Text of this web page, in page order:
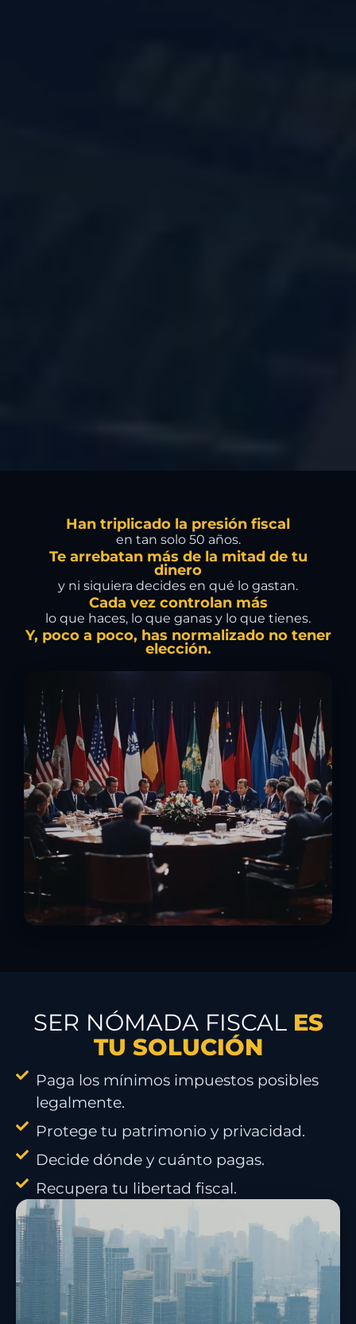
Han triplicado la presión fiscal
en tan solo 50 años.
Te arrebatan más de la mitad de tu
dinero
y ni siquiera decides en qué lo gastan.
Cada vez controlan más
lo que haces, lo que ganas y lo que tienes.
Y, poco a poco, has normalizado no tener
elección.
SER NÓMADA FISCAL ES
TU SOLUCIÓN
Paga los mínimos impuestos posibles
legalmente.
Protege tu patrimonio y privacidad.
Decide dónde y cuánto pagas.
Recupera tu libertad fiscal.